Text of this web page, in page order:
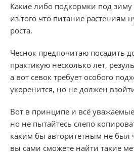
Какие либо подкормки под
из того что питание растениям
роста.
Чеснок предпочитаю посадить
практикую несколько лет,
а вот севок требует особого
укоренится, но не должен
Вот в принципе и всё
но не пытайтесь слепо
каким бы авторитетным не был
вы сами сможете найти такие